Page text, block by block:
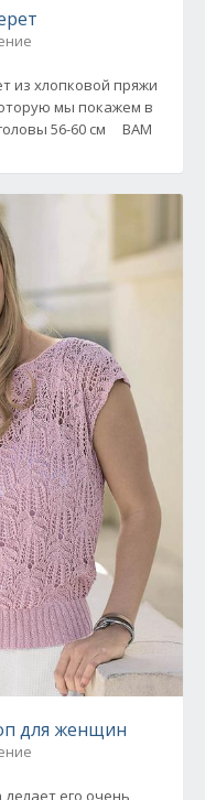
из хлопковой пряжи
мы покажем в
56-60 см ВАМ
для женщин
его очень